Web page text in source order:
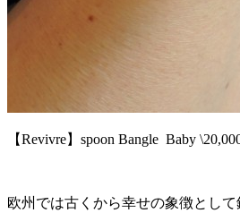
【Revivre】spoon Bangle Baby
欧州では古くから幸せの象徴とし